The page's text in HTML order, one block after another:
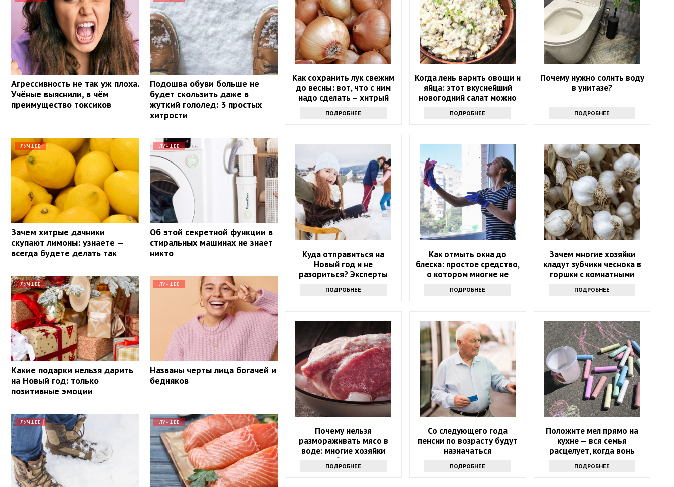
Агрессивность не так уж плоха.
Учёные выяснили, в чём
преимущество токсиков
Подошва обуви больше не
будет скользить даже в
жуткий гололед: 3 простых
хитрости
ЛУЧШЕЕ
Зачем хитрые дачники
скупают лимоны: узнаете —
всегда будете делать так
ЛУЧШЕЕ
Об этой секретной функции в
стиральных машинах не знает
никто
ЛУЧШЕЕ
Какие подарки нельзя дарить
на Новый год: только
позитивные эмоции
ЛУЧШЕЕ
Названы черты лица богачей и
бедняков
ЛУЧШЕЕ ЛУЧШЕЕ
Как сохранить лук свежим
до весны: вот, что с ним
надо сделать – хитрый
ПОДРОБНЕЕ
Когда лень варить овощи и
яйца: этот вкуснейший
новогодний салат можно
ПОДРОБНЕЕ
Почему нужно солить воду
в унитазе?
ПОДРОБНЕЕ
Куда отправиться на
Новый год и не
разориться? Эксперты
назвали 6 направлений
ПОДРОБНЕЕ
Как отмыть окна до
блеска: простое средство,
о котором многие не
ПОДРОБНЕЕ
Зачем многие хозяйки
кладут зубчики чеснока в
горшки с комнатными
ПОДРОБНЕЕ
Почему нельзя
размораживать мясо в
воде: многие хозяйки
впервые об этом слышат
ПОДРОБНЕЕ
Со следующего года
пенсии по возрасту будут
назначаться
ПОДРОБНЕЕ
Положите мел прямо на
кухне — вся семья
расцелует, когда вонь
ПОДРОБНЕЕ